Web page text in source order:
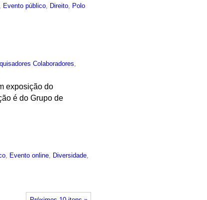
Evento público Direito
Polo
Colaboradores
exposição do
é do Grupo de
, Evento online, Diversidade,